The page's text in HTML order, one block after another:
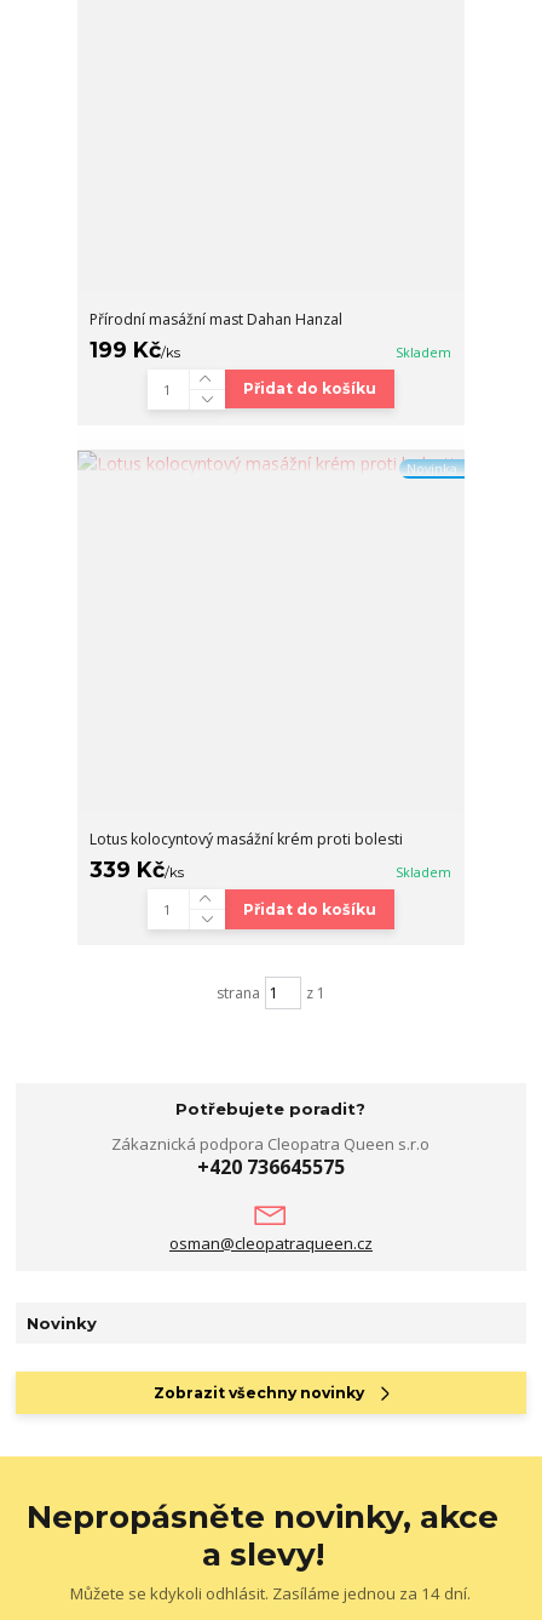
Přírodní masážní mast Dahan Hanzal
199 Kč/ks Skladem
Přidat do košíku
Novinka
Lotus kolocyntový masážní krém proti bolesti
339 Kč/ks Skladem
Přidat do košíku
strana z 1
Potřebujete poradit?
Zákaznická podpora Cleopatra Queen s.r.o
+420 736645575
osman@cleopatraqueen.cz
Novinky
Zobrazit všechny novinky
Nepropásněte novinky, akce
a slevy!
Můžete se kdykoli odhlásit. Zasíláme jednou za 14 dní.